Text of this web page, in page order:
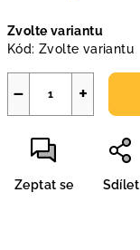
cena:
Zvolte variantu
Kód: Zvolte variantu
+
−
Zeptat se Sdílet